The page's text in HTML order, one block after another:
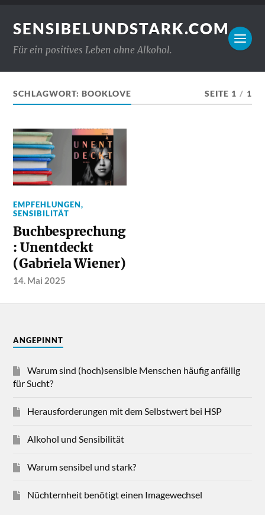
SENSIBELUNDSTARK.COM
Für ein positives Leben ohne Alkohol.
SCHLAGWORT:BOOKLOVE SEITE 1 / 1
EMPFEHLUNGEN,
SENSIBILITÄT
Buchbesprechung
: Unentdeckt
(Gabriela Wiener)
14. Mai 2025
ANGEPINNT
Warum sind (hoch)sensible Menschen häufig anfällig
für Sucht?
Herausforderungen mit dem Selbstwert bei HSP
Alkohol und Sensibilität
Warum sensibel und stark?
Nüchternheit benötigt einen Imagewechsel